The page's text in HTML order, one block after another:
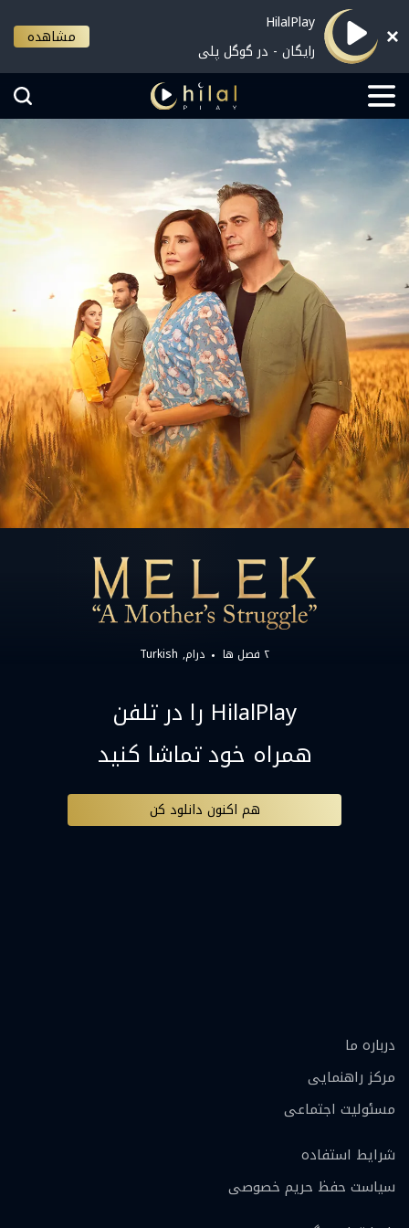
HilalPlay
رایگان - در گوگل پلی
مشاهده
۲ فصل ها درام Turkish
HilalPlay را در تلفن
همراه خود تماشا کنید
هم اکنون دانلود کن
درباره ما
مرکز راهنمایی
مسئولیت اجتماعی
شرایط استفاده
سیاست حفظ حریم خصوصی